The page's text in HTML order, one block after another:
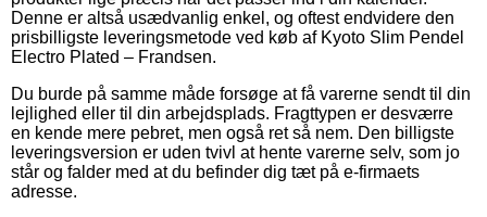
Denne er altså usædvanlig enkel, og oftest endvidere den
prisbilligste leveringsmetode ved køb af Kyoto Slim Pendel
Electro Plated – Frandsen.
Du burde på samme måde forsøge at få varerne sendt til din
lejlighed eller til din arbejdsplads. Fragttypen er desværre
en kende mere pebret, men også ret så nem. Den billigste
leveringsversion er uden tvivl at hente varerne selv, som jo
står og falder med at du befinder dig tæt på e-firmaets
adresse.